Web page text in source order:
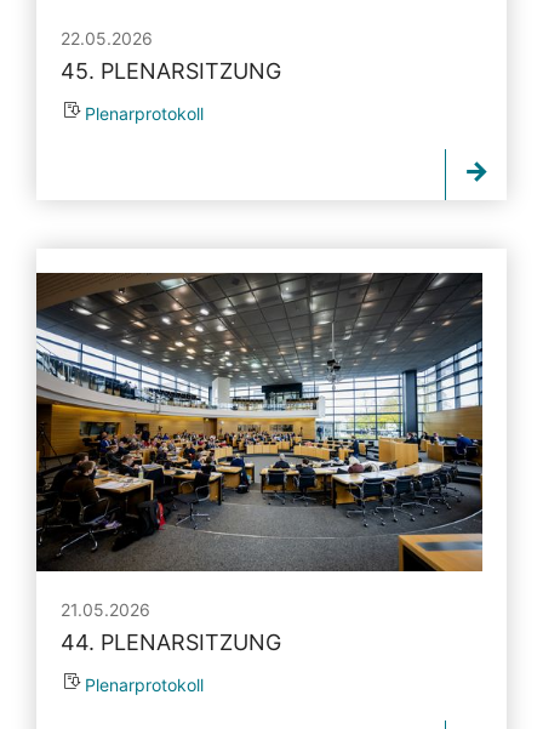
22.05.2026
45. PLENARSITZUNG
Plenarprotokoll
21.05.2026
44. PLENARSITZUNG
Plenarprotokoll